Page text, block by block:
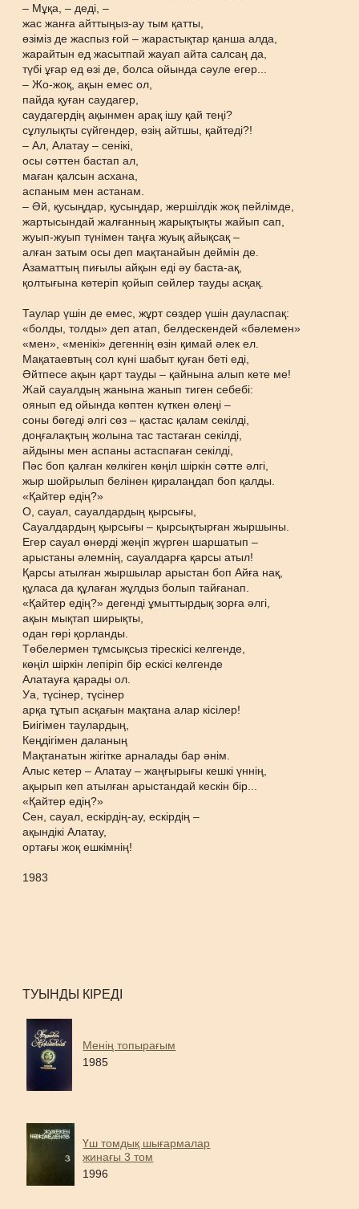
– Мұқа, – деді, –
жас жанға айттыңыз-ау тым қатты,
өзіміз де жаспыз ғой – жарастықтар қанша алда,
жарайтын ед жасытпай жауап айта салсаң да,
түбі ұғар ед өзі де, болса ойында сәуле егер...
– Жо-жоқ, ақын емес ол,
пайда қуған саудагер,
саудагердің ақынмен арақ ішу қай теңі?
сұлулықты сүйгендер, өзің айтшы, қайтеді?!
– Ал, Алатау – сенікі,
осы сәттен бастап ал,
маған қалсын асхана,
аспаным мен астанам.
– Әй, қусыңдар, қусыңдар, жершілдік жоқ пейлімде,
жартысындай жалғанның жарықтықты жайып сап,
жуып-жуып түнімен таңға жуық айықсақ –
алған затым осы деп мақтанайын деймін де.
Азаматтың пиғылы айқын еді әу баста-ақ,
қолтығына көтеріп қойып сөйлер тауды асқақ.
Таулар үшін де емес, жұрт сөздер үшін дауласпақ:
«болды, толды» деп атап, белдескендей «бәлемен»
«мен», «менікі» дегеннің өзін қимай әлек ел.
Мақатаевтың сол күні шабыт қуған беті еді,
Әйтпесе ақын қарт тауды – қайнына алып кете ме!
Жай сауалдың жанына жанып тиген себебі:
оянып ед ойында көптен күткен өлеңі –
соны бөгеді әлгі сөз – қастас қалам секілді,
доңғалақтың жолына тас тастаған секілді,
айдыны мен аспаны астаспаған секілді,
Пәс боп қалған көлкіген көңіл шіркін сәтте әлгі,
жыр шойрылып белінен қиралаңдап боп қалды.
«Қайтер едің?»
О, сауал, сауалдардың қырсығы,
Сауалдардың қырсығы – қырсықтырған жыршыны.
Егер сауал өнерді жеңіп жүрген шаршатып –
арыстаны әлемнің, сауалдарға қарсы атыл!
Қарсы атылған жыршылар арыстан боп Айға нақ,
құласа да құлаған жұлдыз болып тайғанап.
«Қайтер едің?» дегенді ұмыттырдық зорға әлгі,
ақын мықтап ширықты,
одан гөрі қорланды.
Төбелермен тұмсықсыз тірескісі келгенде,
көңіл шіркін лепіріп бір ескісі келгенде
Алатауға қарады ол.
Уа, түсінер, түсінер
арқа тұтып асқағын мақтана алар кісілер!
Биігімен таулардың,
Кеңдігімен даланың
Мақтанатын жігітке арналады бар әнім.
Алыс кетер – Алатау – жаңғырығы кешкі үннің,
ақырып кеп атылған арыстандай кескін бір...
«Қайтер едің?»
Сен, сауал, ескірдің-ау, ескірдің –
ақындікі Алатау,
ортағы жоқ ешкімнің!
1983
ТУЫНДЫ КІРЕДІ
Менің топырағым
1985
Үш томдық шығармалар
жинағы 3 том
1996